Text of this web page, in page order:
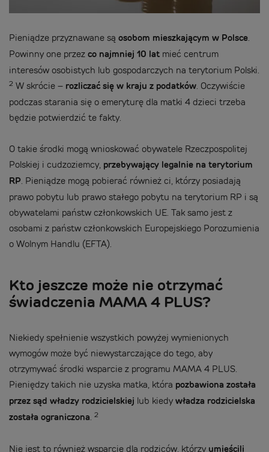
Pieniądze przyznawane są osobom mieszkającym w Polsce.
Powinny one przez co najmniej 10 lat mieć centrum
interesów osobistych lub gospodarczych na terytorium Polski.
2 W skrócie – rozliczać się w kraju z podatków. Oczywiście
podczas starania się o emeryturę dla matki 4 dzieci trzeba
będzie potwierdzić te fakty.
O takie środki mogą wnioskować obywatele Rzeczpospolitej
Polskiej i cudzoziemcy, przebywający legalnie na terytorium
RP. Pieniądze mogą pobierać również ci, którzy posiadają
prawo pobytu lub prawo stałego pobytu na terytorium RP i są
obywatelami państw członkowskich UE. Tak samo jest z
osobami z państw członkowskich Europejskiego Porozumienia
o Wolnym Handlu (EFTA).
Kto jeszcze może nie otrzymać
świadczenia MAMA 4 PLUS?
Niekiedy spełnienie wszystkich powyżej wymienionych
wymogów może być niewystarczające do tego, aby
otrzymywać środki wsparcie z programu MAMA 4 PLUS.
Pieniędzy takich nie uzyska matka, która pozbawiona została
przez sąd władzy rodzicielskiej lub kiedy władza rodzicielska
została ograniczona. 2
Nie jest to również wsparcie dla rodziców, którzy umieścili